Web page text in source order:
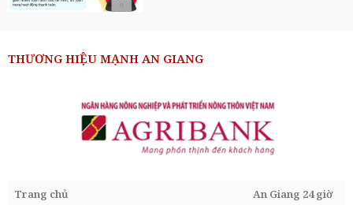
THƯƠNG HIỆU MẠNH AN GIANG
Trang chủ
An Giang 24 giờ